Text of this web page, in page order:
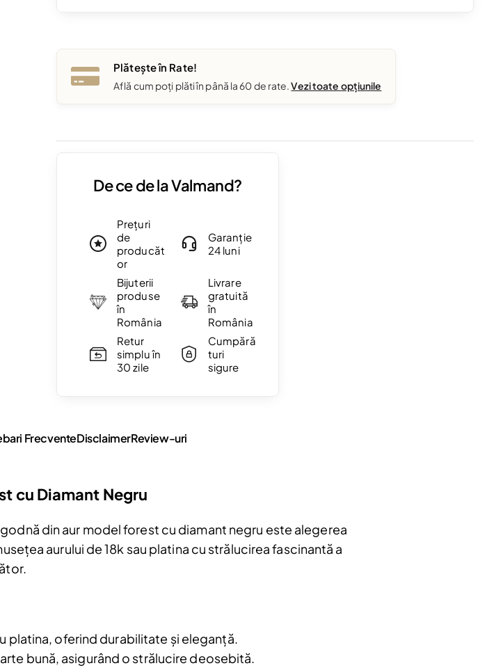
Fii la curent cu noutățile și promoțiile
abonându-te la newsletter-ul nostru.
Plătește în Rate!
Află cum poți plăti în până la 60 de rate.Vezi toate opțiunile
De ce de la Valmand?
Prețuri
de
producăt
or
Garanție
24 luni
Bijuterii
produse
în
România
Livrare
gratuită
în
România
Retur
simplu în
30 zile
Cumpără
turi
sigure
FrecventeDisclaimerReview-uri
cu Diamant Negru
din aur model forest cu diamant negru este alegerea
aurului de 18k sau platina cu strălucirea fascinantă a
platina, oferind durabilitate și eleganță.
bună, asigurând o strălucire deosebită.